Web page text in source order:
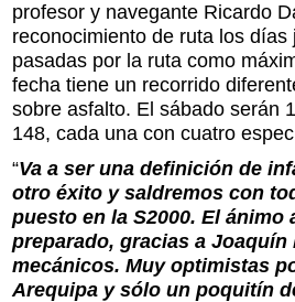
profesor y navegante Ricardo
reconocimiento de ruta los
pasadas por la ruta como
fecha tiene un recorrido
sobre asfalto. El sábado serán
148, cada una con cuatro
“Va a ser una definición de
otro éxito y saldremos con
puesto en la S2000. El ánimo
preparado, gracias a
mecánicos. Muy optimistas
Arequipa y sólo un poquitín